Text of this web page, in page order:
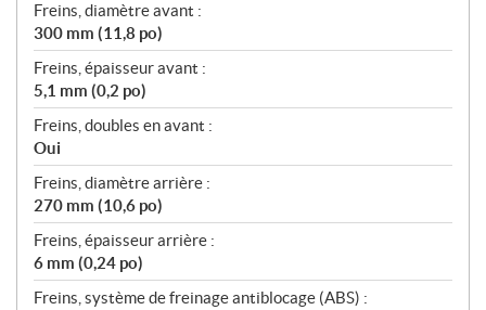
Freins, diamètre avant :
300 mm (11,8 po)
Freins, épaisseur avant :
5,1 mm (0,2 po)
Freins, doubles en avant :
Oui
Freins, diamètre arrière :
270 mm (10,6 po)
Freins, épaisseur arrière :
6 mm (0,24 po)
Freins, système de freinage antiblocage (ABS) :